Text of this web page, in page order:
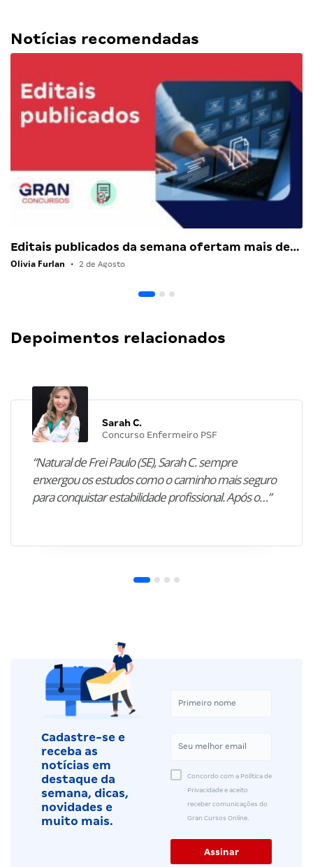
Notícias recomendadas
Editais publicados da semana ofertam mais de…
Olivia Furlan • 2 de Agosto
Depoimentos relacionados
Sarah C.
Concurso Enfermeiro PSF
“Natural de Frei Paulo (SE), Sarah C. sempre
enxergou os estudos como o caminho mais seguro
para conquistar estabilidade profissional. Após o…”
Cadastre-se e
receba as
notícias em
destaque da
semana, dicas,
novidades e
muito mais.
Concordo com a Política de
Privacidade e aceito
receber comunicações do
Gran Cursos Online.